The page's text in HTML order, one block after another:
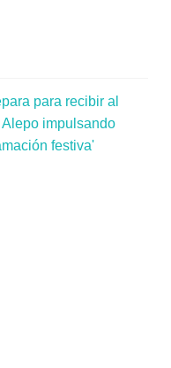
para recibir al
impulsando
festiva'